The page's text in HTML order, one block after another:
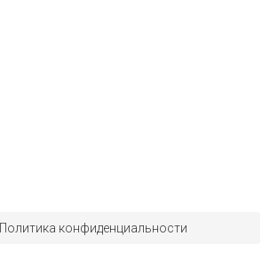
Политика конфиденциальности